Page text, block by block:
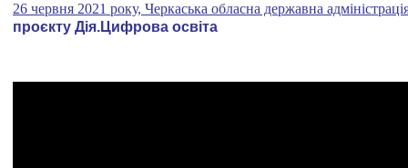
26 червня 2021 року, Черкаська обласна державна
проєкту Дія.Цифрова освіта